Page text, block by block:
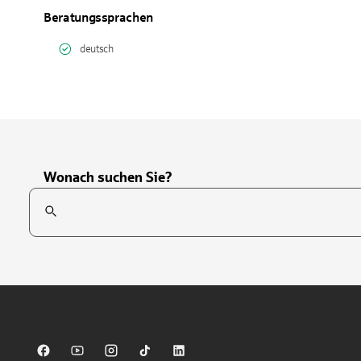
Beratungssprachen
deutsch
Wonach suchen Sie?
Suchfeld